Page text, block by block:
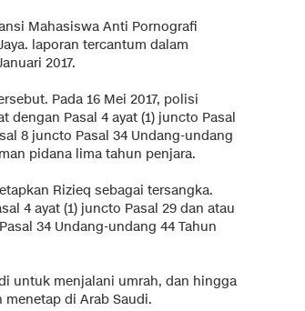
Mahasiswa Anti Pornografi
laporan tercantum dalam
2017.
Pada 16 Mei 2017, polisi
dengan Pasal 4 ayat (1) juncto Pasal
8 juncto Pasal 34 Undang-undang
pidana lima tahun penjara.
Rizieq sebagai tersangka.
4 ayat (1) juncto Pasal 29 dan atau
34 Undang-undang 44 Tahun
untuk menjalani umrah, dan hingga
di Arab Saudi.